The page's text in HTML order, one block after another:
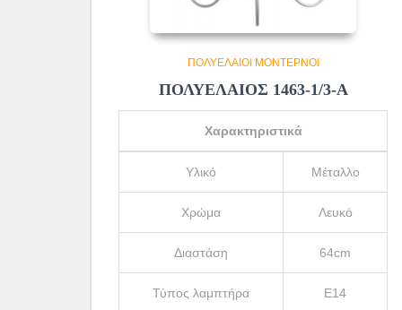
ΠΟΛΥΈΛΑΙΟΙ ΜΟΝΤΈΡΝΟΙ
ΠΟΛΥΕΛΑΙΟΣ 1463-1/3-Α
Χαρακτηριστικά
Υλικό Μέταλλο
Χρώμα Λευκό
Διαστάση 64cm
Τύπος λαμπτήρα Ε14